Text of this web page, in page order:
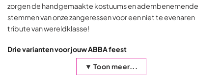
zorgen de handgemaakte kostuums en adembenemende
stemmen van onze zangeressen voor een niet te evenaren
tribute van wereldklasse!
Drie varianten voor jouw ABBA feest
▼ Toon meer...